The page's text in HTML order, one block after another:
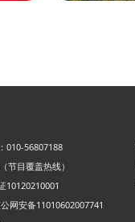
010-56807188
节目覆盖热线）
10120210001
网安备11010602007741